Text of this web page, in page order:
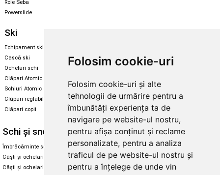
Folosim cookie-uri
Folosim cookie-uri și alte
tehnologii de urmărire pentru a
îmbunătăți experiența ta de
navigare pe website-ul nostru,
pentru afișa conținut și reclame
personalizate, pentru a analiza
traficul de pe website-ul nostru și
pentru a înțelege de unde vin
Role Seba
Powerslide
Ski
Echipament ski
Cască ski
Ochelari schi
Clăpari Atomic
Schiuri Atomic
Clăpari reglabili
Clăpari copii
Echipament snowboard
Skate & longboard
Santa Cruz
Enuff Skateboards
Schi și snowboard
Îmbrăcăminte schi și snowboard
Căști și ochelari de iarnă
Căști și ochelari Alpina
Diverse
Cum aleg rolele
Cum aleg ochelarii
Ochelari de soare Oakley